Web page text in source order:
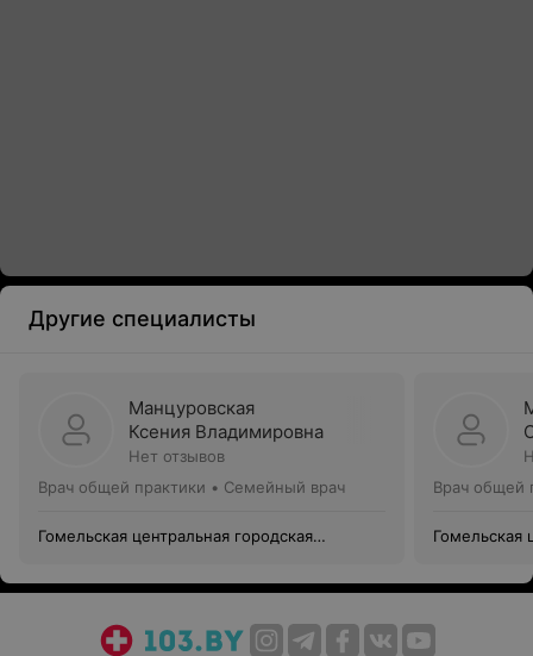
Другие специалисты
Манцуровская
Ксения Владимировна
Нет отзывов
Врач общей практики • Семейный врач
Гомельская центральная городская
Врач общей
Гомельская